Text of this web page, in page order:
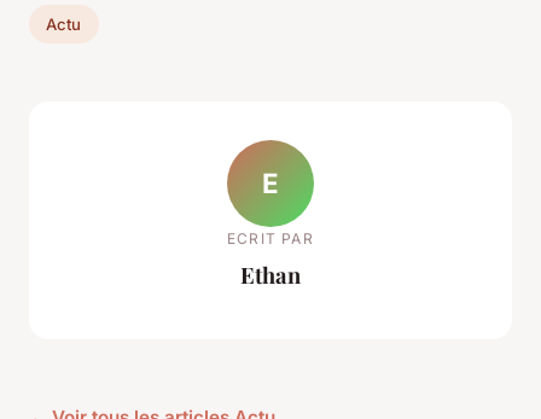
Actu
E
ECRIT PAR
Ethan